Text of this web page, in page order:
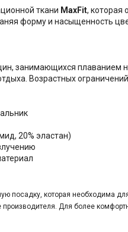
ткани MaxFit, которая
форму и насыщенность
занимающихся плаванием
Возрастных
20% эластан)
посадку, которая необходима
производителя. Для более